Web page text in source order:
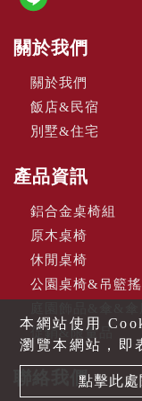
本網站使用
瀏覽本網站，即
點擊此處
關於我們
關於我們
飯店&民宿
別墅&住宅
產品資訊
鋁合金桌椅組
原木桌椅
休閒桌椅
公園桌椅&吊籃
促銷&限量品
聯絡我們